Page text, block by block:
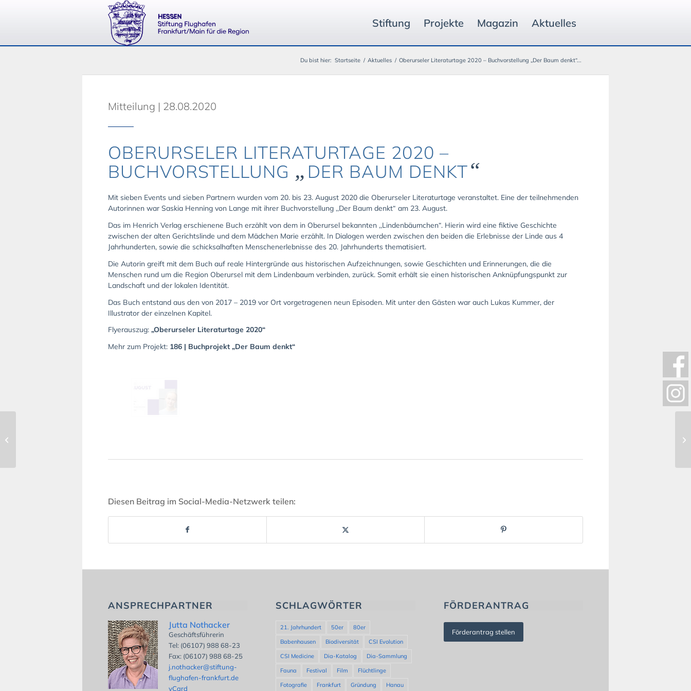
Stiftung Projekte Magazin Aktuelles
Du bist hier: Startseite / Aktuelles / Oberurseler Literaturtage 2020 – Buchvorstellung „Der Baum denkt“...
Mitteilung | 28.08.2020
OBERURSELER LITERATURTAGE 2020 –
BUCHVORSTELLUNG „ DER BAUM DENKT“
Mit sieben Events und sieben Partnern wurden vom 20. bis 23. August 2020 die Oberurseler Literaturtage veranstaltet. Eine der teilnehmenden
Autorinnen war Saskia Henning von Lange mit ihrer Buchvorstellung ,,Der Baum denkt“ am 23. August.
Das im Henrich Verlag erschienene Buch erzählt von dem in Oberursel bekannten ,,Lindenbäumchen“. Hierin wird eine fiktive Geschichte
zwischen der alten Gerichtslinde und dem Mädchen Marie erzählt. In Dialogen werden zwischen den beiden die Erlebnisse der Linde aus 4
Jahrhunderten, sowie die schicksalhaften Menschenerlebnisse des 20. Jahrhunderts thematisiert.
Die Autorin greift mit dem Buch auf reale Hintergründe aus historischen Aufzeichnungen, sowie Geschichten und Erinnerungen, die die
Menschen rund um die Region Oberursel mit dem Lindenbaum verbinden, zurück. Somit erhält sie einen historischen Anknüpfungspunkt zur
Landschaft und der lokalen Identität.
Das Buch entstand aus den von 2017 – 2019 vor Ort vorgetragenen neun Episoden. Mit unter den Gästen war auch Lukas Kummer, der
Illustrator der einzelnen Kapitel.
Flyerauszug: „Oberurseler Literaturtage 2020“
Mehr zum Projekt: 186 | Buchprojekt „Der Baum denkt“
Diesen Beitrag im Social-Media-Netzwerk teilen:
ANSPRECHPARTNER
Jutta Nothacker
Geschäftsführerin
Tel: (06107) 988 68-23
Fax: (06107) 988 68-25
j.nothacker@stiftung-
flughafen-frankfurt.de
vCard
SCHLAGWÖRTER
21. Jahrhundert 50er
80er
Babenhausen
Biodiversität
CSI Evolution
CSI Medicine
Dia-Katalog
Dia-Sammlung
Fauna
Festival Film
Flüchtlinge
Fotografie
Frankfurt Gründung Hanau
FÖRDERANTRAG
Förderantrag stellen